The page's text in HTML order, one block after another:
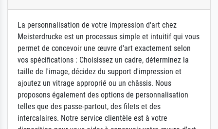
La personnalisation de votre impression d'art chez
Meisterdrucke est un processus simple et intuitif qui vous
permet de concevoir une œuvre d'art exactement selon
vos spécifications : Choisissez un cadre, déterminez la
taille de l'image, décidez du support d'impression et
ajoutez un vitrage approprié ou un châssis. Nous
proposons également des options de personnalisation
telles que des passe-partout, des filets et des
intercalaires. Notre service clientèle est à votre